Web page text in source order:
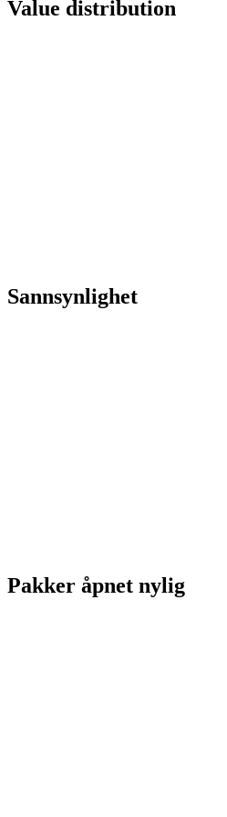
Value distribution
Sannsynlighet
Pakker åpnet nylig